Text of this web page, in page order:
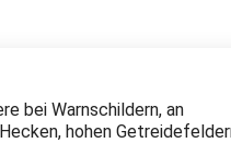
bei Warnschildern, an
hohen